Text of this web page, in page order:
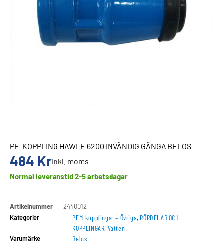
PE-KOPPLING HAWLE 6200 INVÄNDIG GÄNGA BELOS
484 Krinkl. moms
Normal leveranstid 2-5 arbetsdagar
Artikelnummer
2440012
Kategorier
PEM-kopplingar – Övriga, RÖRDELAR OCH
KOPPLINGAR, Vatten
Varumärke Belos